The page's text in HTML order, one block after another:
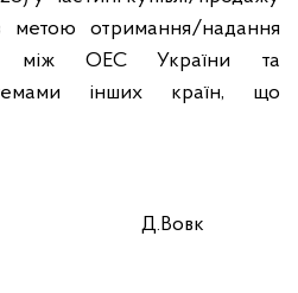
метою отримання/надання
між ОЕС України та
інших країн, що
Д.Вовк